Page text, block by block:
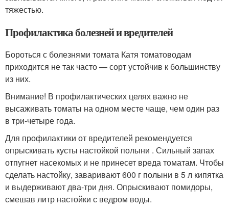
тяжестью.
Профилактика болезней и вредителей
Бороться с болезнями томата Катя томатоводам
приходится не так часто — сорт устойчив к большинству
из них.
Внимание! В профилактических целях важно не
высаживать томаты на одном месте чаще, чем один раз
в три-четыре года.
Для профилактики от вредителей рекомендуется
опрыскивать кусты настойкой полыни . Сильный запах
отпугнет насекомых и не принесет вреда томатам. Чтобы
сделать настойку, заваривают 600 г полыни в 5 л кипятка
и выдерживают два-три дня. Опрыскивают помидоры,
смешав литр настойки с ведром воды.